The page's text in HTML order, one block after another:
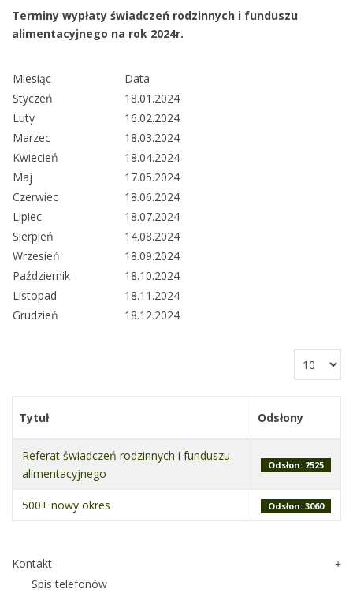
Terminy wypłaty świadczeń rodzinnych i funduszu
alimentacyjnego na rok 2024r.
Miesiąc
Data
Styczeń
18.01.2024
Luty
16.02.2024
Marzec
18.03.2024
Kwiecień
18.04.2024
Maj
17.05.2024
Czerwiec
18.06.2024
Lipiec
18.07.2024
Sierpień
14.08.2024
Wrzesień
18.09.2024
Październik
18.10.2024
Listopad
18.11.2024
Grudzień
18.12.2024
Tytuł Odsłony
Referat świadczeń rodzinnych i funduszu
alimentacyjnego
Odsłon: 2525
500+ nowy okres Odsłon: 3060
Kontakt
Spis telefonów